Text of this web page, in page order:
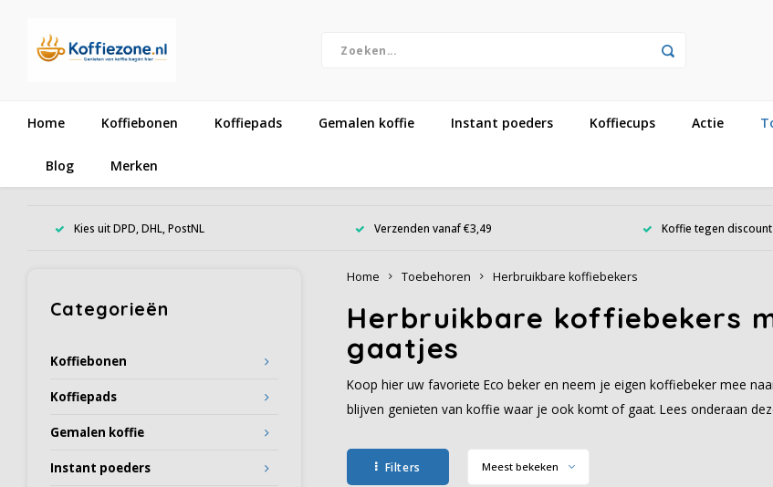
Home Koffiebonen Koffiepads Gemalen koffie Instant poeders Koffiecups Actie
Blog Merken
Kies uit DPD, DHL, PostNL Verzenden vanaf €3,49 Koffie tegen
Categorieën
Koffiebonen
Koffiepads
Gemalen koffie
Instant poeders
Home Toebehoren Herbruikbare koffiebekers
Herbruikbare koffiebekers
gaatjes
Koop hier uw favoriete Eco beker en neem je eigen koffiebeker mee
blijven genieten van koffie waar je ook komt of gaat. Lees onderaan
Filters Meest bekeken